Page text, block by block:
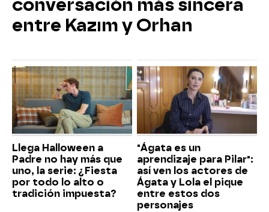
conversación más sincera
entre Kazım y Orhan
Llega Halloween a
Padre no hay más que
uno, la serie: ¿Fiesta
por todo lo alto o
tradición impuesta?
"Ágata es un
aprendizaje para Pilar":
así ven los actores de
Ágata y Lola el pique
entre estos dos
personajes